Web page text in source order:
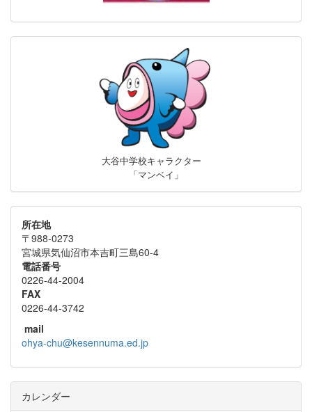
大谷中学校キャラクター
「マンベイ」
所在地
〒988-0273
宮城県気仙沼市本吉町三島60-4
電話番号
0226-44-2004
FAX
0226-44-3742
mail
ohya-chu@kesennuma.ed.jp
カレンダー